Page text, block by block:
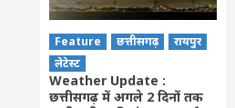
Feature छत्तीसगढ़
रायपुर
लेटेस्ट
Weather Update :
छत्तीसगढ़ में अगले 2 दिनों तक